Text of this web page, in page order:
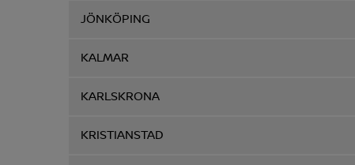
JÖNKÖPING
KALMAR
KARLSKRONA
KRISTIANSTAD